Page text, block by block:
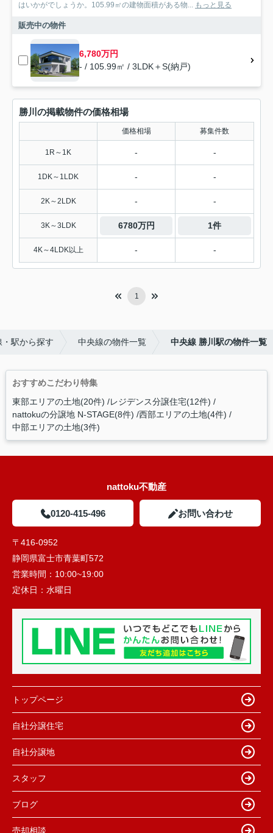
はいかがでしょうか。105.99㎡の建物面積がある物... もっと見る
販売中の物件
6,780万円
- / 105.99㎡ / 3LDK＋S(納戸)
勝川の掲載物件の価格相場
価格相場 募集件数
1R～1K - -
1DK～1LDK - -
2K～2LDK - -
3K～3LDK 6780万円 1件
4K～4LDK以上 - -
1
・駅から探す 中央線の物件一覧 中央線 勝川駅の物件一覧
おすすめこだわり特集
東部エリアの土地(20件) レジデンス分譲住宅(12件)
nattokuの分譲地 N-STAGE(8件) 西部エリアの土地(4件)
中部エリアの土地(3件)
nattoku不動産
0120-415-496 お問い合わせ
〒416-0952
静岡県富士市青葉町572
営業時間： 10:00~19:00
定休日： 水曜日
トップページ
自社分譲住宅
自社分譲地
スタッフ
ブログ
売却相談